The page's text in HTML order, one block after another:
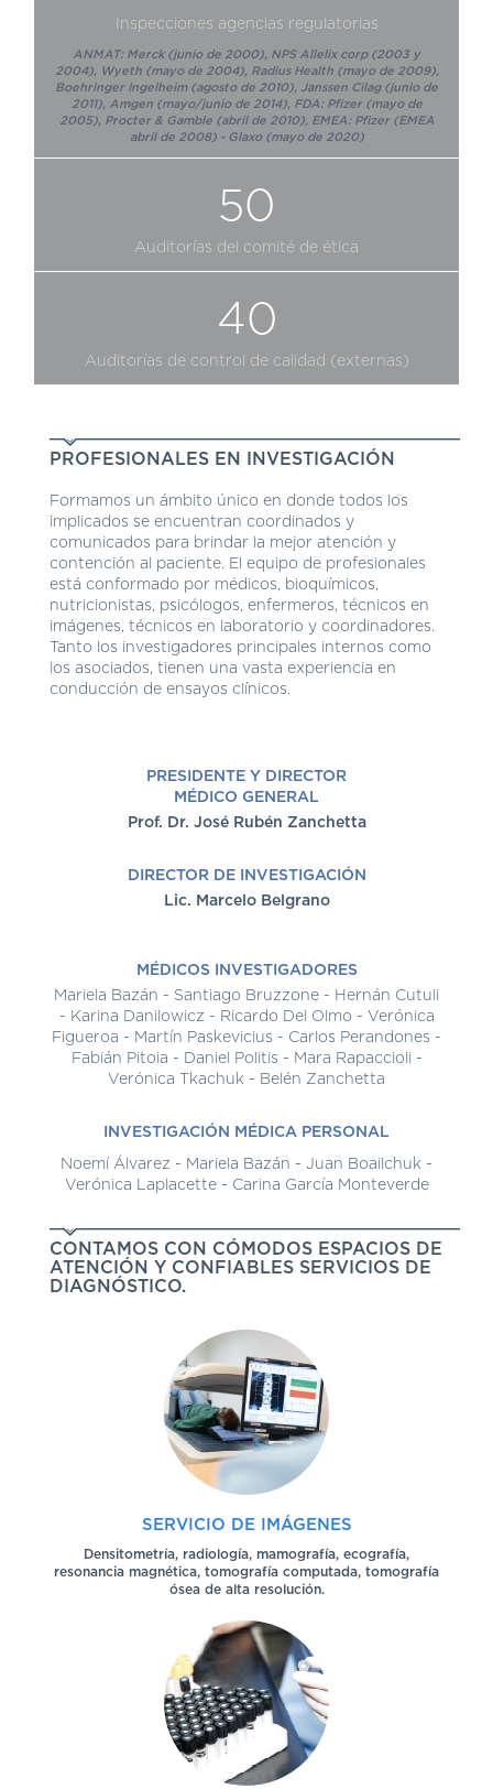
Inspecciones agencias regulatorias
ANMAT: Merck (junio de 2000), NPS Allelix corp (2003 y
2004), Wyeth (mayo de 2004), Radius Health (mayo de 2009),
Boehringer Ingelheim (agosto de 2010), Janssen Cilag (junio de
2011), Amgen (mayo/junio de 2014), FDA: Pfizer (mayo de
2005), Procter & Gamble (abril de 2010), EMEA: Pfizer (EMEA
abril de 2008) - Glaxo (mayo de 2020)
50
Auditorías del comité de ética
40
Auditorías de control de calidad (externas)
PROFESIONALES EN INVESTIGACIÓN
Formamos un ámbito único en donde todos los
implicados se encuentran coordinados y
comunicados para brindar la mejor atención y
contención al paciente. El equipo de profesionales
está conformado por médicos, bioquímicos,
nutricionistas, psicólogos, enfermeros, técnicos en
imágenes, técnicos en laboratorio y coordinadores.
Tanto los investigadores principales internos como
los asociados, tienen una vasta experiencia en
conducción de ensayos clínicos.
PRESIDENTE Y DIRECTOR
MÉDICO GENERAL
Prof. Dr. José Rubén Zanchetta
DIRECTOR DE INVESTIGACIÓN
Lic. Marcelo Belgrano
MÉDICOS INVESTIGADORES
Mariela Bazán - Santiago Bruzzone - Hernán Cutuli
- Karina Danilowicz - Ricardo Del Olmo - Verónica
Figueroa - Martín Paskevicius - Carlos Perandones -
Fabián Pitoia - Daniel Politis - Mara Rapaccioli -
Verónica Tkachuk - Belén Zanchetta
INVESTIGACIÓN MÉDICA PERSONAL
Noemí Álvarez - Mariela Bazán - Juan Boailchuk -
Verónica Laplacette - Carina García Monteverde
CONTAMOS CON CÓMODOS ESPACIOS DE
ATENCIÓN Y CONFIABLES SERVICIOS DE
DIAGNÓSTICO.
SERVICIO DE IMÁGENES
Densitometría, radiología, mamografía, ecografía,
resonancia magnética, tomografía computada, tomografía
ósea de alta resolución.